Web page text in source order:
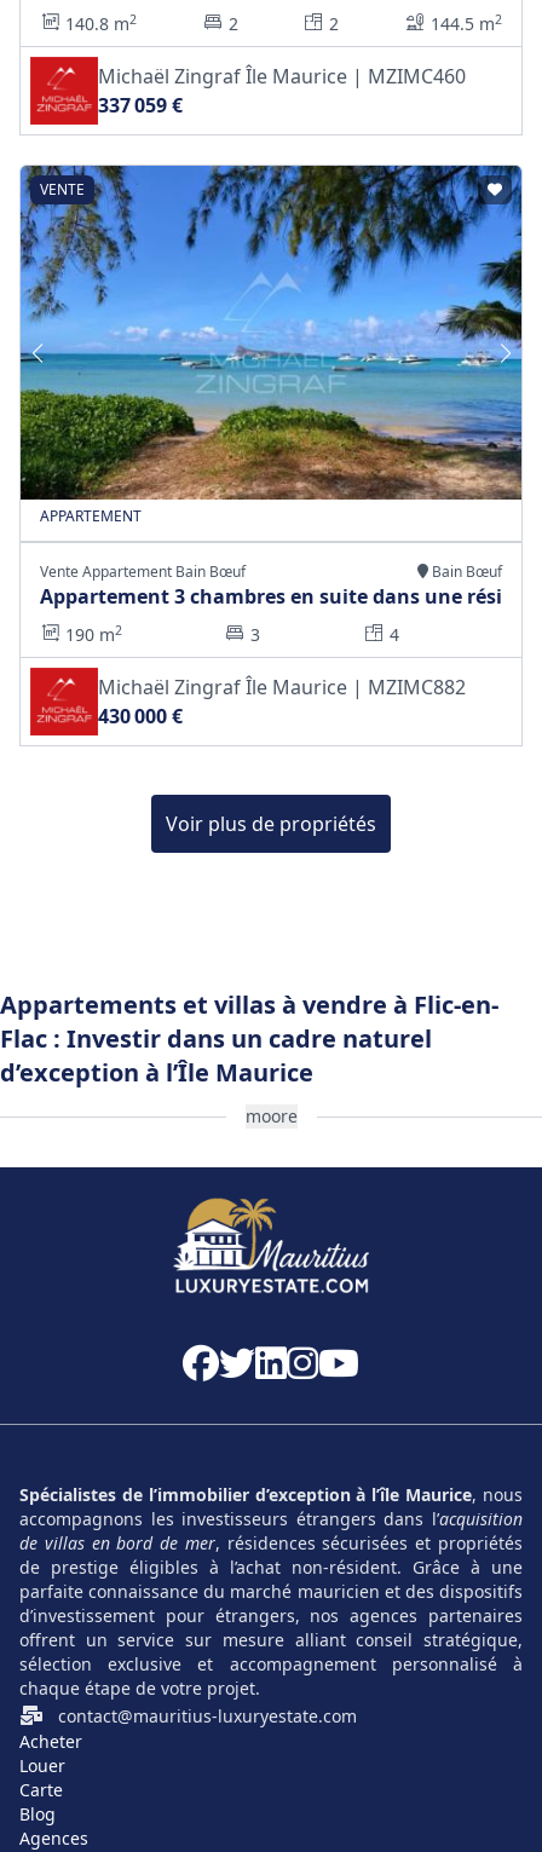
140.8 m2 2 2 144.5 m2
Michaël Zingraf Île Maurice | MZIMC460
337 059 €
VENTE
APPARTEMENT
Vente Appartement Bain Bœuf Bain Bœuf
Appartement 3 chambres en suite dans une rési
190 m2 3 4
Michaël Zingraf Île Maurice | MZIMC882
430 000 €
Voir plus de propriétés
Appartements et villas à vendre à Flic-en-
Flac : Investir dans un cadre naturel
d’exception à l’Île Maurice
Flic-en-Flaccomme lieu d’acquisition
immobilière repose sur de solides arguments.
Premièrement, son environnement naturel est un atout
immaculées et collines verdoyantes, cette zone garantit un
cadre de vie apaisant et privilégié. Les biens proposés,
Au-delà du cadre, la richesse des commodités
environnantes renforce l’attrait de cette destination.
LeCascavelle Mall, à seulement quelques minutes, offre
un vaste choix de commerces, restaurants et services.
Cette proximité optimise la vie quotidienne et inscrit Flic-
en-Flac dans une dynamique urbaine maîtrisée.
Cadre naturel entre mer, plage et montagne
Accessibilité aux écoles de tous niveaux
Infrastructures sportives modernes (Sparc)
moore
Spécialistes de l’immobilier d’exception à l’île Maurice, nous
accompagnons les investisseurs étrangers dans l’acquisition
de villas en bord de mer, résidences sécurisées et propriétés
de prestige éligibles à l’achat non-résident. Grâce à une
parfaite connaissance du marché mauricien et des dispositifs
d’investissement pour étrangers, nos agences partenaires
offrent un service sur mesure alliant conseil stratégique,
sélection exclusive et accompagnement personnalisé à
chaque étape de votre projet.
contact@mauritius-luxuryestate.com
Acheter
Louer
Carte
Blog
Agences